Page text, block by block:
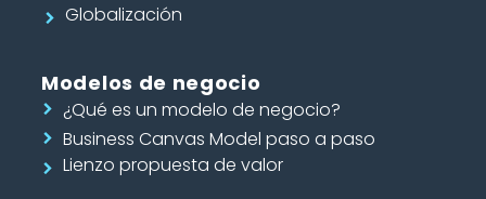
Globalización
Modelos de negocio
¿Qué es un modelo de negocio?
Business Canvas Model paso a paso
Lienzo propuesta de valor